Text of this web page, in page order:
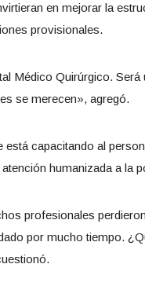
en mejorar la
provisionales.
Médico Quirúrgico. Será
se merecen», agregó.
capacitando al
humanizada a la
profesionales
por mucho tiempo.